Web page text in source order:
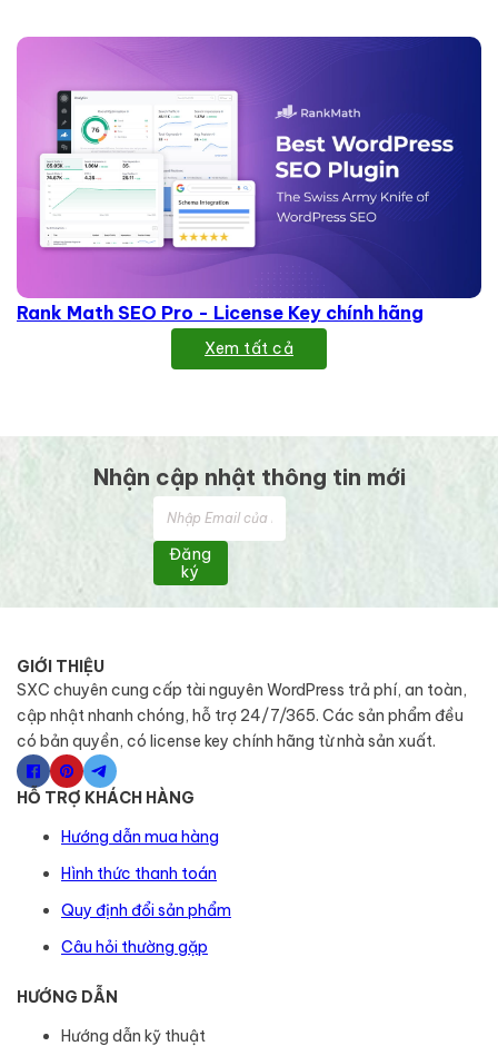
Rank Math SEO Pro - License Key chính hãng
Xem tất cả
Nhận cập nhật thông tin mới
Đăng
ký
GIỚI THIỆU
SXC chuyên cung cấp tài nguyên WordPress trả phí, an toàn,
cập nhật nhanh chóng, hỗ trợ 24/7/365. Các sản phẩm đều
có bản quyền, có license key chính hãng từ nhà sản xuất.
HỖ TRỢ KHÁCH HÀNG
Hướng dẫn mua hàng
Hình thức thanh toán
Quy định đổi sản phẩm
Câu hỏi thường gặp
HƯỚNG DẪN
Hướng dẫn kỹ thuật